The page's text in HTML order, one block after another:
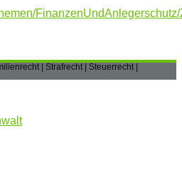
| Strafrecht | Steuerrecht |